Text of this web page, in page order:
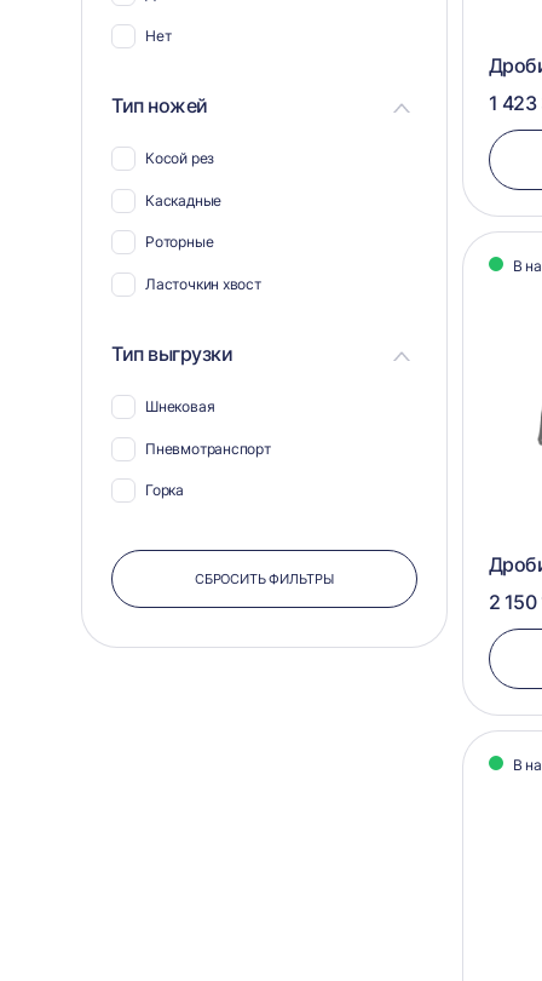
Нет
Тип ножей
Косой рез
Каскадные
Роторные
Ласточкин хвост
Тип выгрузки
Шнековая
Пневмотранспорт
Горка
СБРОСИТЬ ФИЛЬТРЫ
1
В
2 150
В